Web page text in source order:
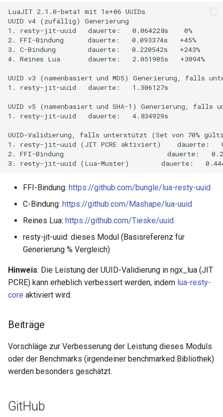
label
length-hiding
let
limit-traffic-rate
link
live-common
log-sqlite
log-var-set
log-zmq
loop-detect
lua
memc
naxsi
ndk
LuaJIT 2.1.0-beta1 mit 1e+06 UUIDs
UUID v4 (zufällig) Generierung
1. resty-jit-uuid   dauerte:   0.064228s    0%
2. FFI-Bindung      dauerte:   0.093374s   +45%
3. C-Bindung        dauerte:   0.220542s   +243%
4. Reines Lua       dauerte:   2.051905s   +3094%
UUID v3 (namenbasiert und MD5) Generierung, falls
1. resty-jit-uuid   dauerte:   1.306127s
UUID v5 (namenbasiert und SHA-1) Generierung, falls
1. resty-jit-uuid   dauerte:   4.834929s
UUID-Validierung, falls unterstützt (Set von 70%
1. resty-jit-uuid (JIT PCRE aktiviert)    dauerte:
2. FFI-Bindung                          dauerte:
FFI-Bindung: https://github.com/bungle/lua-resty-uuid
C-Bindung: https://github.com/Mashape/lua-uuid
Reines Lua: https://github.com/Tieske/uuid
resty-jit-uuid: dieses Modul (Basisreferenz für
Generierung % Vergleich)
Hinweis: Die Leistung der UUID-Validierung in ngx_lua (JIT
PCRE) kann erheblich verbessert werden, indem lua-resty-
core aktiviert wird.
Beiträge
Vorschläge zur Verbesserung der Leistung dieses Moduls
oder der Benchmarks (irgendeiner benchmarked Bibliothek)
werden besonders geschätzt.
GitHub